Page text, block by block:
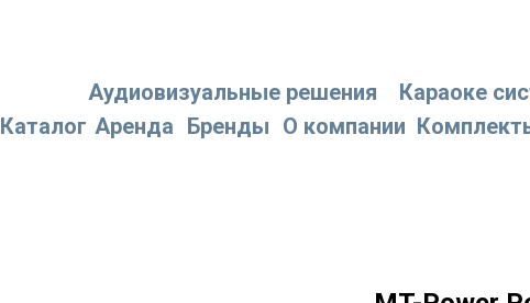
Каталог Бренды О компании
Аренда
Аудиовизуальные решения Караоке